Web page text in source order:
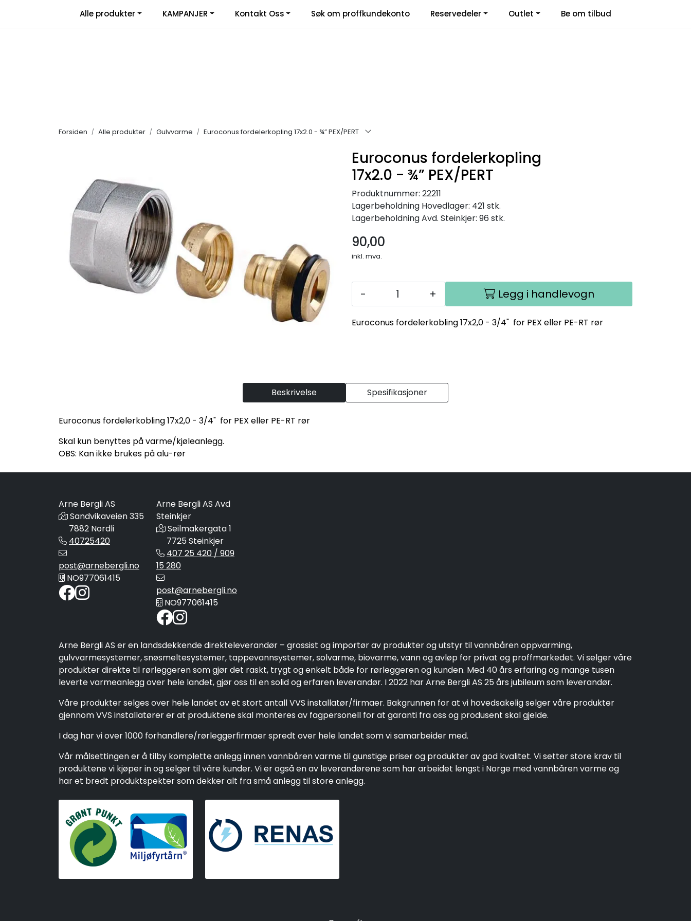
Salgsbetingelser | Retur/transportskade & reklamasjonsskjema Kontakt Oss Logg inn
Alle produkter KAMPANJER Kontakt Oss Søk om proffkundekonto Reservedeler Outlet Be om tilbud
Forsiden Alle produkter Gulvvarme Euroconus fordelerkopling 17x2.0 - ¾” PEX/PERT
Euroconus fordelerkopling
17x2.0 - ¾” PEX/PERT
Produktnummer: 22211
Lagerbeholdning Hovedlager: 421 stk.
LagerbeholdningAvd. Steinkjer: 96 stk.
90,00
inkl. mva.
- + Legg i handlevogn
Euroconus fordelerkobling 17x2,0 - 3/4" for PEX eller PE-RT rør
Beskrivelse Spesifikasjoner
Euroconus fordelerkobling 17x2,0 - 3/4" for PEX eller PE-RT rør
Skal kun benyttes på varme/kjøleanlegg.
OBS: Kan ikke brukes på alu-rør
Arne Bergli AS
Sandvikaveien 335
7882 Nordli
40725420
post@arnebergli.no
NO977061415
Arne Bergli AS Avd
Steinkjer
Seilmakergata 1
7725 Steinkjer
407 25 420 / 909
15 280
post@arnebergli.no
NO977061415
Arne Bergli AS er en landsdekkende direkteleverandør – grossist og importør av produkter og utstyr til vannbåren oppvarming,
gulvvarmesystemer, snøsmeltesystemer, tappevannsystemer, solvarme, biovarme, vann og avløp for privat og proffmarkedet. Vi selger våre
produkter direkte til rørleggeren som gjør det raskt, trygt og enkelt både for rørleggeren og kunden. Med 40 års erfaring og mange tusen
leverte varmeanlegg over hele landet, gjør oss til en solid og erfaren leverandør. I 2022 har Arne Bergli AS 25 års jubileum som leverandør.
Våre produkter selges over hele landet av et stort antall VVS installatør/firmaer. Bakgrunnen for at vi hovedsakelig selger våre produkter
gjennom VVS installatører er at produktene skal monteres av fagpersonell for at garanti fra oss og produsent skal gjelde.
I dag har vi over 1000 forhandlere/rørleggerfirmaer spredt over hele landet som vi samarbeider med.
Vår målsettingen er å tilby komplette anlegg innen vannbåren varme til gunstige priser og produkter av god kvalitet. Vi setter store krav til
produktene vi kjøper in og selger til våre kunder. Vi er også en av leverandørene som har arbeidet lengst i Norge med vannbåren varme og
har et bredt produktspekter som dekker alt fra små anlegg til store anlegg.